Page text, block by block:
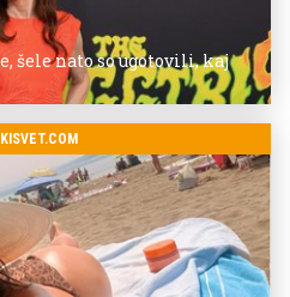
šele nato so ugotovili, kaj